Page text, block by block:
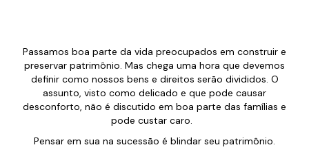
Passamos boa parte da vida preocupados em construir e
preservar patrimônio. Mas chega uma hora que devemos
definir como nossos bens e direitos serão divididos. O
assunto, visto como delicado e que pode causar
desconforto, não é discutido em boa parte das famílias e
pode custar caro.
Pensar em sua na sucessão é blindar seu patrimônio.